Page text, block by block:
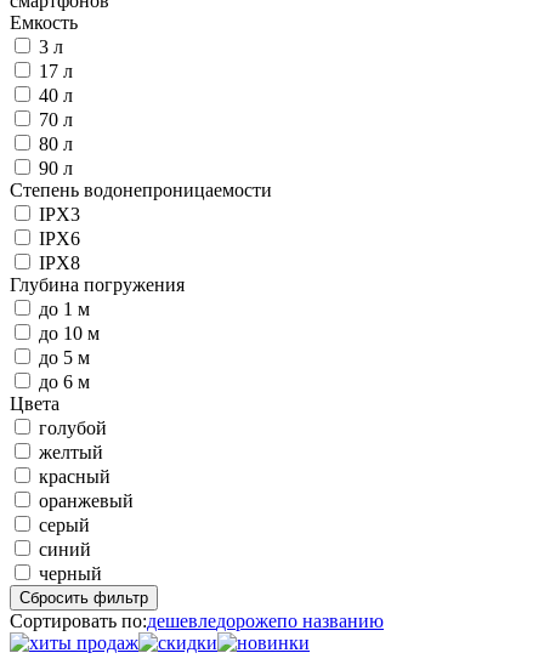
Емкость
3 л
17 л
40 л
70 л
80 л
90 л
Степень водонепроницаемости
IPX3
IPX6
IPX8
Глубина погружения
до 1 м
до 10 м
до 5 м
до 6 м
Цвета
голубой
желтый
красный
оранжевый
серый
синий
черный
Сбросить фильтр
Сортировать по:дешевледорожепо названию